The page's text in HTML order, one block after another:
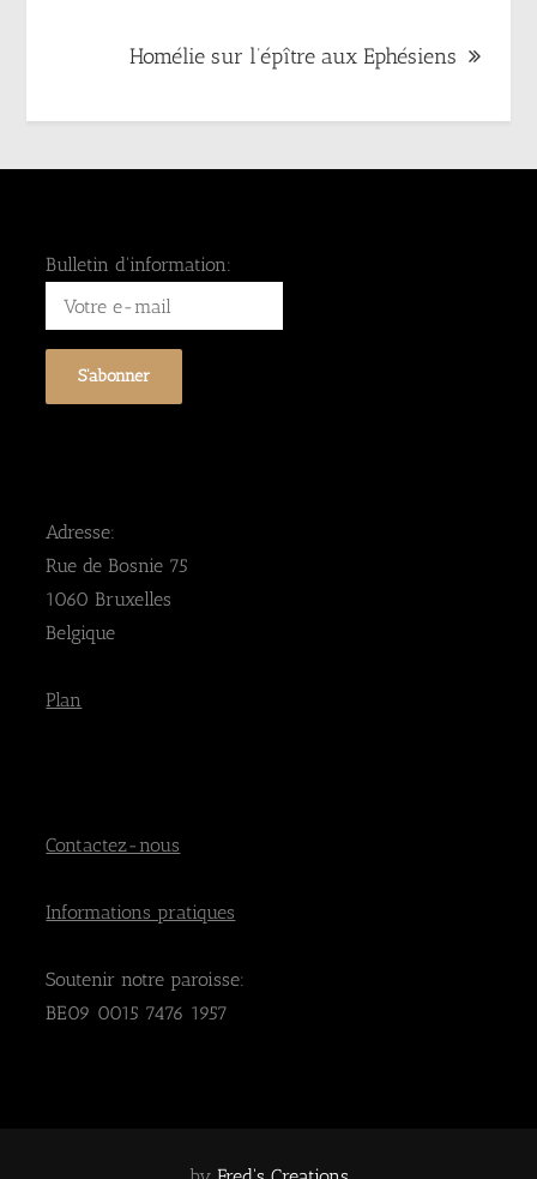
Homélie sur l’épître aux Ephésiens
Bulletin d'information:
Adresse:
Rue de Bosnie 75
1060 Bruxelles
Belgique
Plan
Contactez-nous
Informations pratiques
Soutenir notre paroisse:
BE09 0015 7476 1957